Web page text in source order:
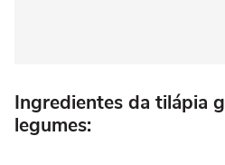
Ingredientes da tilápia
legumes: